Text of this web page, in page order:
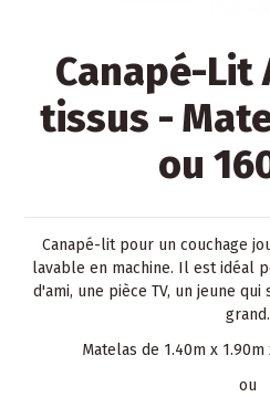
Canapé-Lit
tissus -
ou
Canapé-lit pour un couchage
lavable en machine. Il est idéal
d'ami, une pièce TV, un jeune
grand.
Matelas de 1.40m x
ou